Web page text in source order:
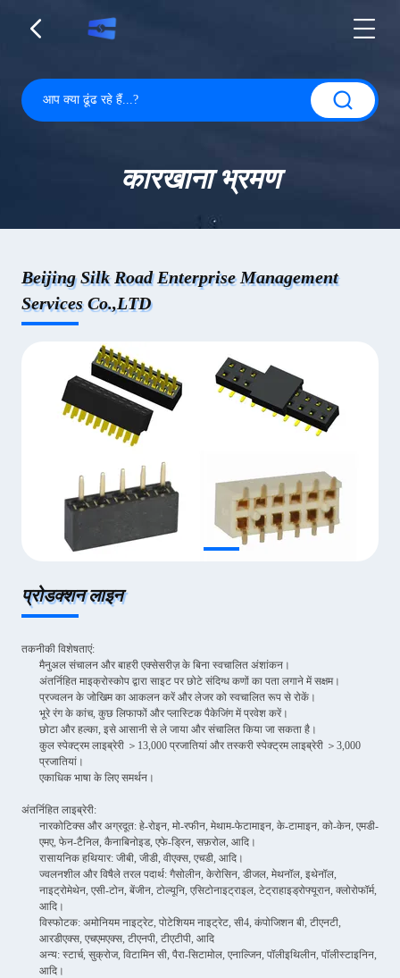
कारखाना भ्रमण
Beijing Silk Road Enterprise Management
Services Co.,LTD
प्रोडक्शन लाइन
तकनीकी विशेषताएं:
मैनुअल संचालन और बाहरी एक्सेसरीज़ के बिना स्वचालित अंशांकन।
अंतर्निहित माइक्रोस्कोप द्वारा साइट पर छोटे संदिग्ध कणों का पता लगाने में सक्षम।
प्रज्वलन के जोखिम का आकलन करें और लेजर को स्वचालित रूप से रोकें।
भूरे रंग के कांच, कुछ लिफाफों और प्लास्टिक पैकेजिंग में प्रवेश करें।
छोटा और हल्का, इसे आसानी से ले जाया और संचालित किया जा सकता है।
कुल स्पेक्ट्रम लाइब्रेरी ＞13,000 प्रजातियां और तस्करी स्पेक्ट्रम लाइब्रेरी ＞3,000
प्रजातियां।
एकाधिक भाषा के लिए समर्थन।
अंतर्निहित लाइब्रेरी:
नारकोटिक्स और अग्रदूत: हे-रोइन, मो-रफीन, मेथाम-फेटामाइन, के-टामाइन, को-केन, एमडी-
एमए, फेन-टैनिल, कैनाबिनोइड, एफे-ड्रिन, सफ़रोल, आदि।
रासायनिक हथियार: जीबी, जीडी, वीएक्स, एचडी, आदि।
ज्वलनशील और विषैले तरल पदार्थ: गैसोलीन, केरोसिन, डीजल, मेथनॉल, इथेनॉल,
नाइट्रोमेथेन, एसी-टोन, बेंजीन, टोल्यूनि, एसिटोनाइट्राइल, टेट्राहाइड्रोफ्यूरान, क्लोरोफॉर्म,
आदि।
विस्फोटक: अमोनियम नाइट्रेट, पोटेशियम नाइट्रेट, सी4, कंपोजिशन बी, टीएनटी,
आरडीएक्स, एचएमएक्स, टीएनपी, टीएटीपी, आदि
अन्य: स्टार्च, सुक्रोज, विटामिन सी, पैरा-सिटामोल, एनाल्जिन, पॉलीइथिलीन, पॉलीस्टाइनिन,
आदि।